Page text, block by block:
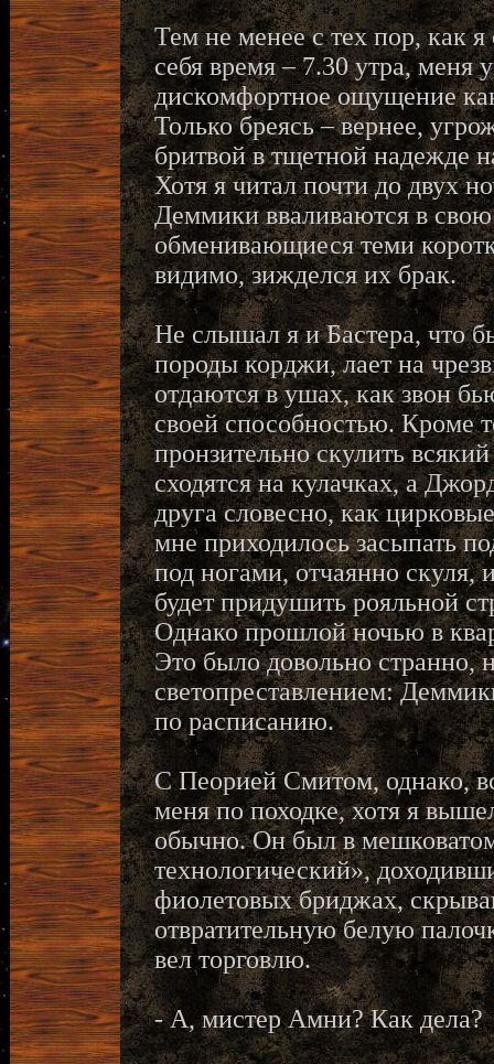
Тем не менее с тех пор, как
себя время – 7.30 утра, меня
дискомфортное ощущение
Только бреясь – вернее,
бритвой в тщетной надежде
Хотя я читал почти до двух
Деммики вваливаются в
обменивающиеся теми
видимо, зижделся их брак.
Не слышал я и Бастера, что
породы корджи, лает на
отдаются в ушах, как звон
своей способностью. Кроме
пронзительно скулить
сходятся на кулачках, а
друга словесно, как
мне приходилось засыпать
под ногами, отчаянно скуля,
будет придушить рояльной
Однако прошлой ночью в
Это было довольно странно,
светопреставлением:
по расписанию.
С Пеорией Смитом, однако,
меня по походке, хотя я
обычно. Он был в
технологический»,
фиолетовых бриджах,
отвратительную белую
вел торговлю.
- А, мистер Амни? Как дела?